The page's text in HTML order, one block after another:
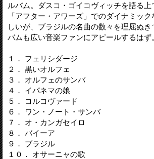
ルバム。ダスコ・ゴイコヴィッチを語る
「アフター・アワーズ」でのダイナミッ
しいが、ブラジルの名曲の数々を理屈ぬ
バムも広い音楽ファンにアピールするはず
１． フェリシダージ
２． 黒いオルフェ
３． オルフェのサンバ
４． イパネマの娘
５． コルコヴァード
６． ワン・ノート・サンバ
７． オ・カンガセイロ
８． バイーア
９． ブラジル
１０． オサーニャの歌